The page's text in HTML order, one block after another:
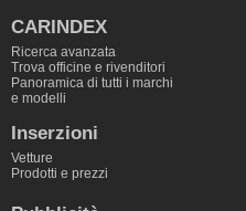
CARINDEX
Ricerca avanzata
Trova officine e rivenditori
Panoramica di tutti i marchi
e modelli
Inserzioni
Vetture
Prodotti e prezzi